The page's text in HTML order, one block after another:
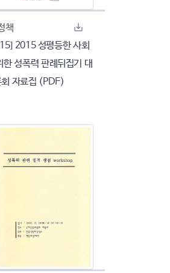
책
2015 성평등한 사회
한 성폭력 판례뒤집기 대
자료집 (PDF)